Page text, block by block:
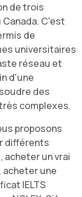
de trois
C'est
de
universitaires
réseau et
d'une
des
complexes.
proposons
différents
acheter un vrai
une
IELTS